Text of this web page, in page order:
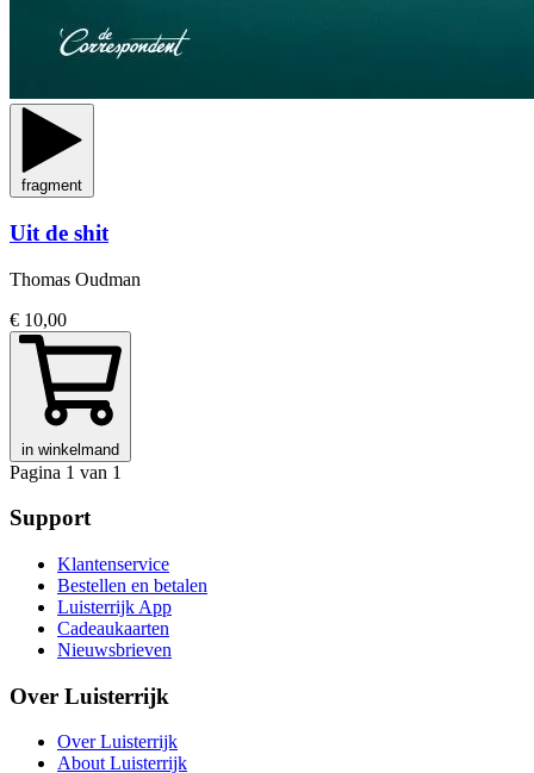
fragment
Uit de shit
Thomas Oudman
€ 10,00
in winkelmand
Pagina 1 van 1
Support
Klantenservice
Bestellen en betalen
Luisterrijk App
Cadeaukaarten
Nieuwsbrieven
Over Luisterrijk
Over Luisterrijk
About Luisterrijk